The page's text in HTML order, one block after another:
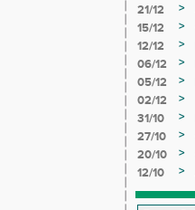
21/12
>
15/12
>
12/12
>
06/12
>
05/12
>
02/12
>
31/10
>
27/10
>
20/10
>
12/10
>